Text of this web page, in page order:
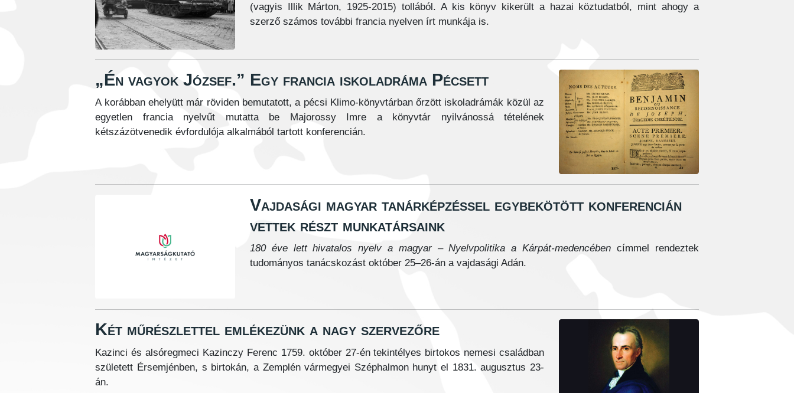
(vagyis Illik Márton, 1925-2015) tollából. A kis könyv kikerült a hazai köztudatból, mint ahogy a
szerző számos további francia nyelven írt munkája is.
„Én vagyok József.” Egy francia iskoladráma Pécsett
A korábban ehelyütt már röviden bemutatott, a pécsi Klimo-könyvtárban őrzött iskoladrámák közül az
egyetlen francia nyelvűt mutatta be Majorossy Imre a könyvtár nyilvánossá tételének
kétszázötvenedik évfordulója alkalmából tartott konferencián.
Vajdasági magyar tanárképzéssel egybekötött konferencián
vettek részt munkatársaink
180 éve lett hivatalos nyelv a magyar – Nyelvpolitika a Kárpát-medencében címmel rendeztek
tudományos tanácskozást október 25–26-án a vajdasági Adán.
Két műrészlettel emlékezünk a nagy szervezőre
Kazinci és alsóregmeci Kazinczy Ferenc 1759. október 27-éntekintélyes birtokos nemesi családban
született Érsemjénben, s birtokán, a Zemplén vármegyei Széphalmon hunyt el 1831. augusztus 23-
án.